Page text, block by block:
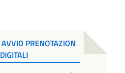
PRENOTAZION